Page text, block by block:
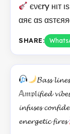
єνєry нιт
αяє αѕ
SHARE:
𝓑𝓪𝓼𝓼
𝔸𝔪𝔭𝔩𝓲𝓯𝓲𝓮𝓭
𝓲𝓷𝓯𝓾𝓼𝓮𝓼
𝓮𝓷𝓮𝓻𝓰𝓮𝓽𝓲𝓬 𝓯𝓲𝓻𝓮𝓼